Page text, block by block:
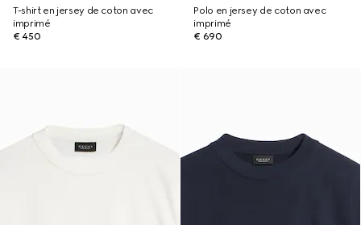
T-shirt en jersey de coton avec
imprimé
€ 450
Polo en jersey de coton avec
imprimé
€ 690